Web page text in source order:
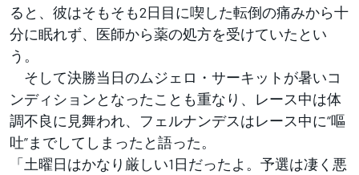
ると、彼はそもそも2日目に喫した転倒の痛みから十
分に眠れず、医師から薬の処方を受けていたとい
う。
そして決勝当日のムジェロ・サーキットが暑いコ
ンディションとなったことも重なり、レース中は体
調不良に見舞われ、フェルナンデスはレース中に“嘔
吐”までしてしまったと語った。
「土曜日はかなり厳しい1日だったよ。予選は凄く悪